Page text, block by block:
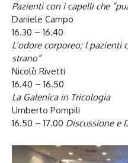
Pazienti con i capelli che
Daniele Campo
16.30 – 16.40
L’odore corporeo; I pazienti
strano”
Nicolò Rivetti
16.40 – 16.50
La Galenica in Tricologia
Umberto Pompili
16.50 – 17.00 Discussione e